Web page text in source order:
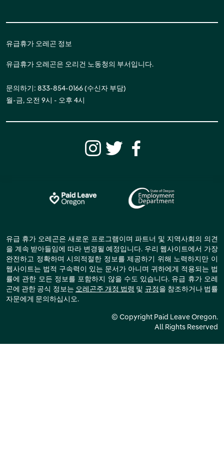
유급휴가 오레곤 정보
유급휴가 오레곤은 오리건 노동청의 부서입니다.
문의하기: 833-854-0166 (수신자 부담)
월-금, 오전 9시 - 오후 4시
유급 휴가 오레곤은 새로운 프로그램이며 파트너 및 지역사회의 의견
을 계속 받아들임에 따라 변경될 예정입니다. 우리 웹사이트에서 가장
완전하고 정확하며 시의적절한 정보를 제공하기 위해 노력하지만 이
웹사이트는 법적 구속력이 있는 문서가 아니며 귀하에게 적용되는 법
률에 관한 모든 정보를 포함하지 않을 수도 있습니다. 유급 휴가 오레
곤에 관한 공식 정보는 오레곤주 개정 법령 및 규정을 참조하거나 법률
자문에게 문의하십시오.
© Copyright Paid Leave Oregon.
All Rights Reserved